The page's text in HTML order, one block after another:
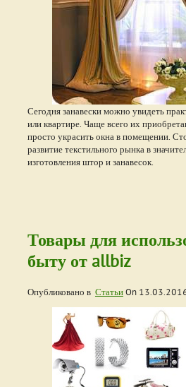
Сегодня занавески можно увидеть
или квартире. Чаще всего их
просто украсить окна в помещении.
развитие текстильного рынка в
изготовления штор и занавесок.
Товары для
быту от allbiz
Опубликовано в СтатьиOn